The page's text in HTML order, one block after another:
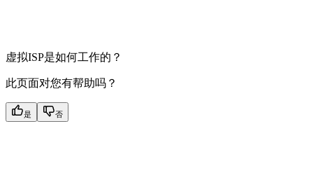
虚拟ISP是如何工作的？
此页面对您有帮助吗？
是 否